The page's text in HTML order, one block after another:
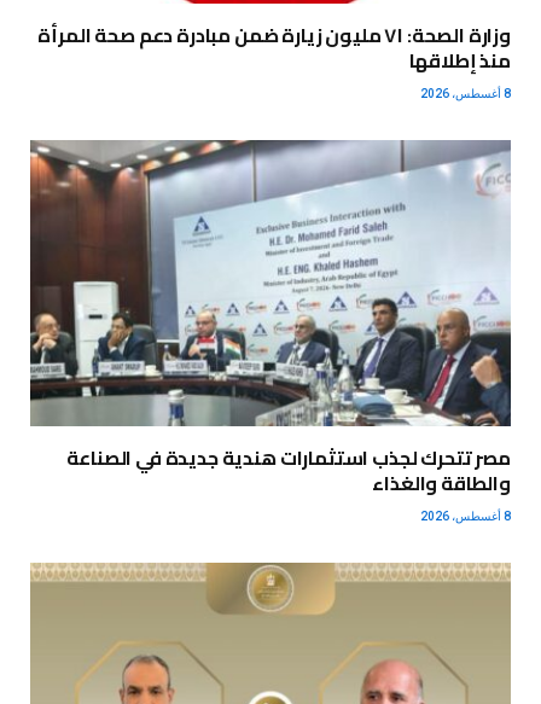
وزارة الصحة: ٧١ مليون زيارة ضمن مبادرة دعم صحة المرأة
منذ إطلاقها
8 أغسطس، 2026
مصر تتحرك لجذب استثمارات هندية جديدة في الصناعة
والطاقة والغذاء
8 أغسطس، 2026